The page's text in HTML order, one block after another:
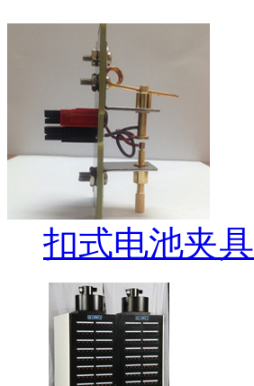
扣式电池夹具